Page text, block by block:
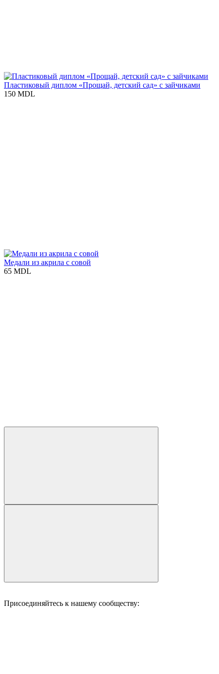
Пластиковый диплом «Прощай, детский сад» с зайчиками
150 MDL
Медали из акрила с совой
65 MDL
Присоединяйтесь к нашему сообществу: